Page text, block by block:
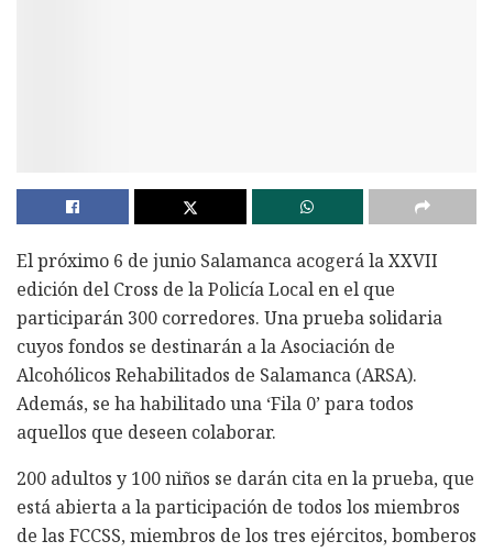
El próximo 6 de junio Salamanca acogerá la XXVII
edición del Cross de la Policía Local en el que
participarán 300 corredores. Una prueba solidaria
cuyos fondos se destinarán a la Asociación de
Alcohólicos Rehabilitados de Salamanca (ARSA).
Además, se ha habilitado una ‘Fila 0’ para todos
aquellos que deseen colaborar.
200 adultos y 100 niños se darán cita en la prueba, que
está abierta a la participación de todos los miembros
de las FCCSS, miembros de los tres ejércitos, bomberos